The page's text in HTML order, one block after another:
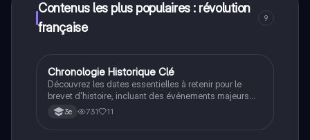
Contenus les plus populaires : révolution
française
9
Histoire
Chronologie Historique Clé
Découvrez les dates essentielles à retenir pour le
brevet d'histoire, incluant des événements majeurs
comme la Révolution française, les deux guerres
mondiales, et la Guerre froide. Ce résumé couvre les
3e 731 11